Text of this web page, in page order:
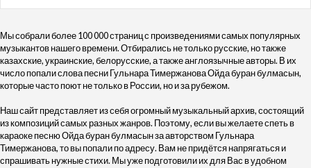
Мы собрали более 100 000 страниц с произведениями самых популярных
музыкантов нашего времени. Отбирались не только русские, но также
казахские, украинские, белорусские, а также англоязычные авторы. В их
число попали слова песни Гульнара Тимержанова Ойда буран булмасын,
которые часто поют не только в России, но и за рубежом.
Наш сайт представляет из себя огромный музыкальный архив, состоящий
из композиций самых разных жанров. Поэтому, если вы желаете спеть в
караоке песню Ойда буран булмасын за авторством Гульнара
Тимержанова, то вы попали по адресу. Вам не придётся напрягаться и
спрашивать нужные стихи. Мы уже подготовили их для Вас в удобном